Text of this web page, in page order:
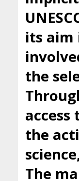
its aim
the
the
The